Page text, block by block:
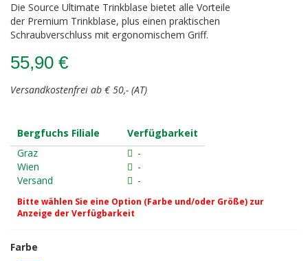
Die Source Ultimate Trinkblase bietet alle Vorteile
der Premium Trinkblase, plus einen praktischen
Schraubverschluss mit ergonomischem Griff.
55,90 €
Versandkostenfrei ab € 50,- (AT)
Bergfuchs Filiale
Verfügbarkeit
Graz
-
Wien
-
Versand
-
Bitte wählen Sie eine Option (Farbe und/oder Größe) zur
Anzeige der Verfügbarkeit
Farbe